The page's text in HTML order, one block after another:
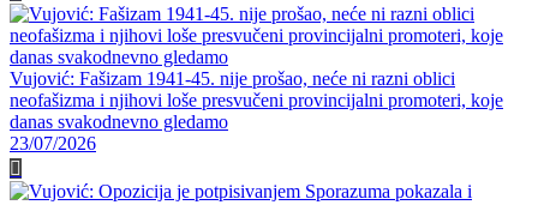
Vujović: Fašizam 1941-45. nije prošao, neće ni razni oblici
neofašizma i njihovi loše presvučeni provincijalni promoteri, koje
danas svakodnevno gledamo
23/07/2026